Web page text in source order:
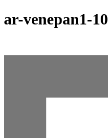
ar-venepan1-10